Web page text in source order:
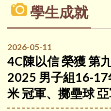
學生成就
2026-05-11
4C陳以信 榮獲 第
2025 男子組16-
米 冠軍、擲壘球